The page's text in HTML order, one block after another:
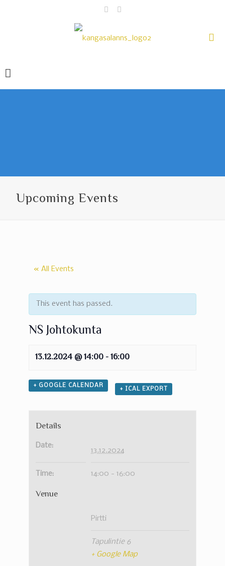
Upcoming Events
« All Events
This event has passed.
NS Johtokunta
13.12.2024 @ 14:00- 16:00
+ GOOGLE CALENDAR
+ ICAL EXPORT
Details
Date:
13.12.2024
Time: 14:00 - 16:00
Venue
Pirtti
Tapulintie 6
+ Google Map